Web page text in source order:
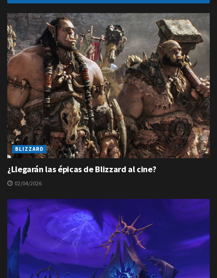
BLIZZARD
¿Llegarán las épicas de Blizzard al cine?
02/04/2026